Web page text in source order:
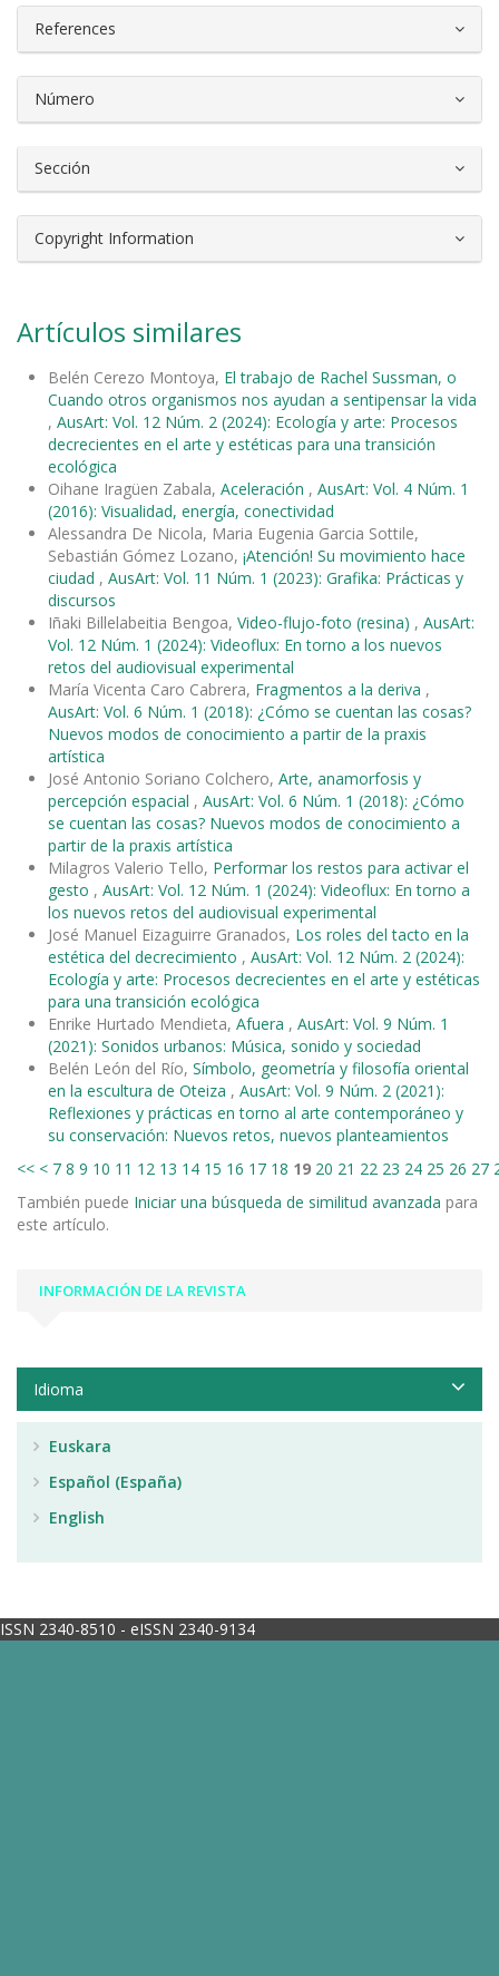
References
Número
Sección
Copyright Information
Artículos similares
Belén Cerezo Montoya, El trabajo de Rachel Sussman, o
Cuando otros organismos nos ayudan a sentipensar la vida
, AusArt: Vol. 12 Núm. 2 (2024): Ecología y arte: Procesos
decrecientes en el arte y estéticas para una transición
ecológica
Oihane Iragüen Zabala, Aceleración , AusArt: Vol. 4 Núm. 1
(2016): Visualidad, energía, conectividad
Alessandra De Nicola, Maria Eugenia Garcia Sottile,
Sebastián Gómez Lozano, ¡Atención! Su movimiento hace
ciudad , AusArt: Vol. 11 Núm. 1 (2023): Grafika: Prácticas y
discursos
Iñaki Billelabeitia Bengoa, Video-flujo-foto (resina) , AusArt:
Vol. 12 Núm. 1 (2024): Videoflux: En torno a los nuevos
retos del audiovisual experimental
María Vicenta Caro Cabrera, Fragmentos a la deriva ,
AusArt: Vol. 6 Núm. 1 (2018): ¿Cómo se cuentan las cosas?
Nuevos modos de conocimiento a partir de la praxis
artística
José Antonio Soriano Colchero, Arte, anamorfosis y
percepción espacial , AusArt: Vol. 6 Núm. 1 (2018): ¿Cómo
se cuentan las cosas? Nuevos modos de conocimiento a
partir de la praxis artística
Milagros Valerio Tello, Performar los restos para activar el
gesto , AusArt: Vol. 12 Núm. 1 (2024): Videoflux: En torno a
los nuevos retos del audiovisual experimental
José Manuel Eizaguirre Granados, Los roles del tacto en la
estética del decrecimiento , AusArt: Vol. 12 Núm. 2 (2024):
Ecología y arte: Procesos decrecientes en el arte y estéticas
para una transición ecológica
Enrike Hurtado Mendieta, Afuera , AusArt: Vol. 9 Núm. 1
(2021): Sonidos urbanos: Música, sonido y sociedad
Belén León del Río, Símbolo, geometría y filosofía oriental
en la escultura de Oteiza , AusArt: Vol. 9 Núm. 2 (2021):
Reflexiones y prácticas en torno al arte contemporáneo y
su conservación: Nuevos retos, nuevos planteamientos
<< < 7 8 9 10 11 12 13 14 15 16 17 18 19 20 21 22 23 24 25 26 27
También puede Iniciar una búsqueda de similitud avanzada para
este artículo.
INFORMACIÓN DE LA REVISTA
Idioma
Euskara
Español (España)
English
ISSN 2340-8510 - eISSN 2340-9134